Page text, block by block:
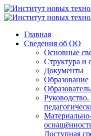
Главная
Сведения об ОО
Основные
Структура и
Документы
Образование
Доступная